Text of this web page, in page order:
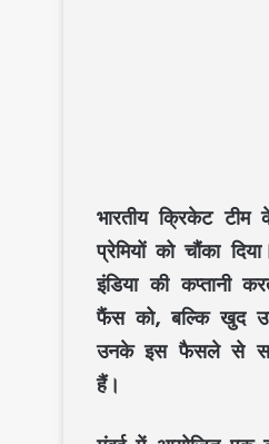
भारतीय क्रिकेट
प्रेमियों को चौंका
इंडिया की
फैंस को, बल्कि खुद
उनके इस फैसले से
हैं।